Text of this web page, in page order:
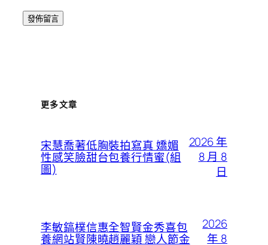
更多文章
宋慧喬著低胸裝拍寫真 嬌媚
性感笑臉甜台包養行情蜜(組
圖)
2026 年
8 月 8
日
李敏鎬樸信惠全智賢金秀喜包
養網站賢陳曉趙麗穎 戀人節金
2026
年 8